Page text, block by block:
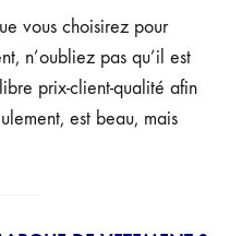
vous choisirez pour
n’oubliez pas qu’il est
prix-client-qualité afin
est beau, mais